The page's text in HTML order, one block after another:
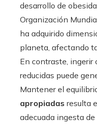
desarrollo de
Organización
ha adquirido
planeta, afectando
En contraste, ingerir
reducidas puede
Mantener el
apropiadas resulta
adecuada ingesta